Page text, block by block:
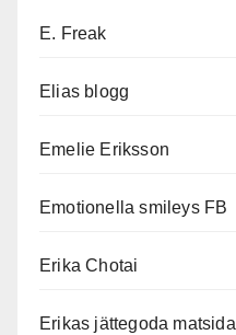
E. Freak
Elias blogg
Emelie Eriksson
Emotionella smileys FB
Erika Chotai
Erikas jättegoda matsida